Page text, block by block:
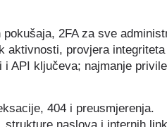
2FA za sve
aktivnosti, provjera
i API ključeva; najmanje
404 i preusmjerenja.